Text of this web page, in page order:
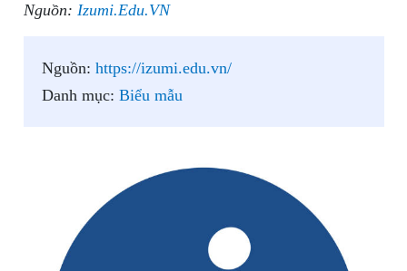
Nguồn: Izumi.Edu.VN
Nguồn: https://izumi.edu.vn/
Danh mục: Biểu mẫu